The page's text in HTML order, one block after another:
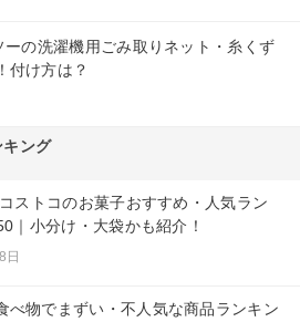
ーの洗濯機用ごみ取りネット・糸くず
付け方は？
キング
ストコのお菓子おすすめ・人気ラン
｜小分け・大袋かも紹介！
日
べ物でまずい・不人気な商品ランキン